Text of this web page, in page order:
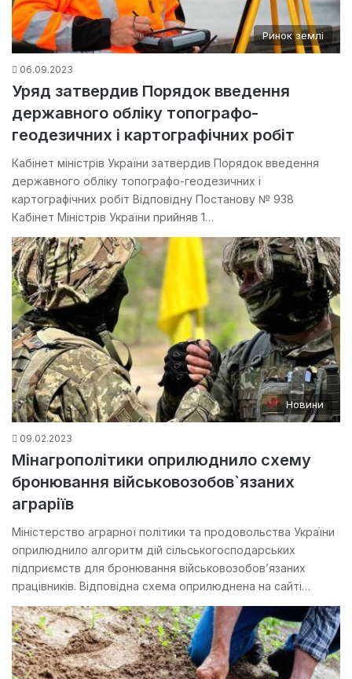
Ринок землі
06.09.2023
Уряд затвердив Порядок введення
державного обліку топографо-
геодезичних і картографічних робіт
Кабінет міністрів України затвердив Порядок введення
державного обліку топографо-геодезичних і
картографічних робіт Відповідну Постанову № 938
Кабінет Міністрів України прийняв 1…
Новини
09.02.2023
Мінагрополітики оприлюднило схему
бронювання військовозобов`язаних
аграріїв
Міністерство аграрної політики та продовольства України
оприлюднило алгоритм дій сільськогосподарських
підприємств для бронювання військовозобов’язаних
працівників. Відповідна схема оприлюднена на сайті…